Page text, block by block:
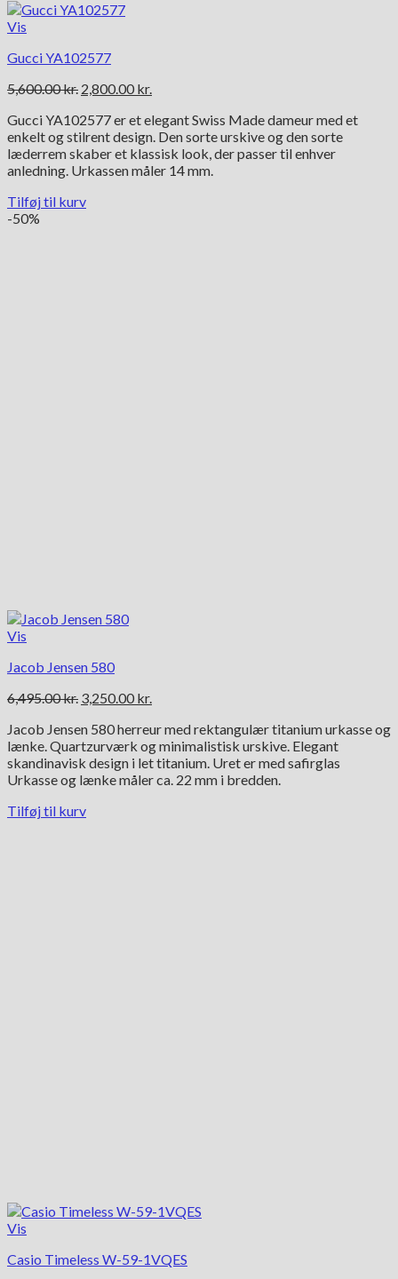
Vis
Gucci YA102577
5,600.00kr. Den
pris
var:
5,600.00 kr..
2,800.00 kr.
pris
er:
2,800.00 kr..
Gucci YA102577 er et elegant Swiss Made dameur med et
enkelt og stilrent design. Den sorte urskive og den sorte
læderrem skaber et klassisk look, der passer til enhver
anledning. Urkassen måler 14 mm.
Tilføj til kurv
-50%
Vis
Jacob Jensen 580
6,495.00kr. Den
pris
var:
6,495.00 kr..
3,250.00 kr.
pris
er:
3,250.00 kr..
Jacob Jensen 580 herreur med rektangulær titanium urkasse og
lænke. Quartzurværk og minimalistisk urskive. Elegant
skandinavisk design i let titanium. Uret er med safirglas
Urkasse og lænke måler ca. 22 mm i bredden.
Tilføj til kurv
Vis
Casio Timeless W-59-1VQES